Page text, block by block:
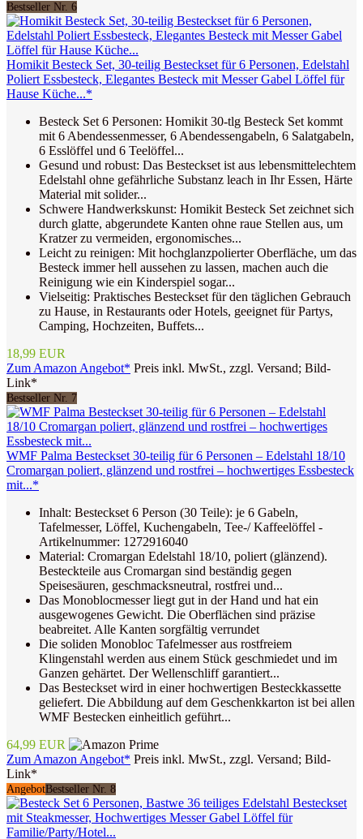
Bestseller Nr. 6
Homikit Besteck Set, 30-teilig Besteckset für 6 Personen, Edelstahl
Poliert Essbesteck, Elegantes Besteck mit Messer Gabel Löffel für
Hause Küche...*
Besteck Set 6 Personen: Homikit 30-tlg Besteck Set kommt
mit 6 Abendessenmesser, 6 Abendessengabeln, 6 Salatgabeln,
6 Esslöffel und 6 Teelöffel...
Gesund und robust: Das Besteckset ist aus lebensmittelechtem
Edelstahl ohne gefährliche Substanz leach in Ihr Essen, Härte
Material mit solider...
Schwere Handwerkskunst: Homikit Besteck Set zeichnet sich
durch glatte, abgerundete Kanten ohne raue Stellen aus, um
Kratzer zu vermeiden, ergonomisches...
Leicht zu reinigen: Mit hochglanzpolierter Oberfläche, um das
Besteck immer hell aussehen zu lassen, machen auch die
Reinigung wie ein Kinderspiel sogar...
Vielseitig: Praktisches Besteckset für den täglichen Gebrauch
zu Hause, in Restaurants oder Hotels, geeignet für Partys,
Camping, Hochzeiten, Buffets...
18,99 EUR
Zum Amazon Angebot* Preis inkl. MwSt., zzgl. Versand; Bild-
Link*
Bestseller Nr. 7
WMF Palma Besteckset 30-teilig für 6 Personen – Edelstahl 18/10
Cromargan poliert, glänzend und rostfrei – hochwertiges Essbesteck
mit...*
Inhalt: Besteckset 6 Person (30 Teile): je 6 Gabeln,
Tafelmesser, Löffel, Kuchengabeln, Tee-/ Kaffeelöffel -
Artikelnummer: 1272916040
Material: Cromargan Edelstahl 18/10, poliert (glänzend).
Besteckteile aus Cromargan sind beständig gegen
Speisesäuren, geschmacksneutral, rostfrei und...
Das Monoblocmesser liegt gut in der Hand und hat ein
ausgewogenes Gewicht. Die Oberflächen sind präzise
beabreitet. Alle Kanten sorgfältig verrundet
Die soliden Monobloc Tafelmesser aus rostfreiem
Klingenstahl werden aus einem Stück geschmiedet und im
Ganzen gehärtet. Der Wellenschliff garantiert...
Das Besteckset wird in einer hochwertigen Besteckkassette
geliefert. Die Abbildung auf dem Geschenkkarton ist bei allen
WMF Bestecken einheitlich geführt...
64,99 EUR
Zum Amazon Angebot* Preis inkl. MwSt., zzgl. Versand; Bild-
Link*
AngebotBestseller Nr. 8